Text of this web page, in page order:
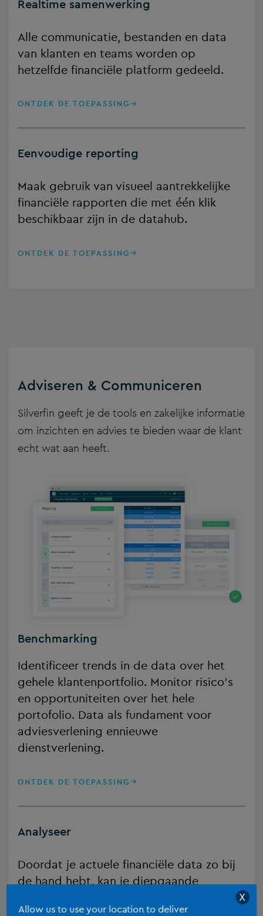
Realtime samenwerking
Alle communicatie, bestanden en data
van klanten en teams worden op
hetzelfde financiële platform gedeeld.
ONTDEK DE TOEPASSING
Eenvoudige reporting
Maak gebruik van visueel aantrekkelijke
financiële rapporten die met één klik
beschikbaar zijn in de datahub.
ONTDEK DE TOEPASSING
Adviseren & Communiceren
Silverfin geeft je de tools en zakelijke informatie
om inzichten en advies te bieden waar de klant
echt wat aan heeft.
Benchmarking
Identificeer trends in de data over het
gehele klantenportfolio. Monitor risico’s
en opportuniteiten over het hele
portofolio. Data als fundament voor
adviesverlening ennieuwe
dienstverlening.
ONTDEK DE TOEPASSING
Analyseer
Doordat je actuele financiële data zo bij
de hand hebt, kan je diepgaande
X
Allow us to use your location to deliver